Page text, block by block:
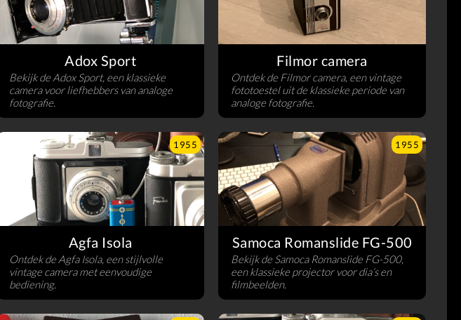
Adox Sport
Bekijk de Adox Sport, een klassieke
camera voor liefhebbers van analoge
fotografie.
Filmor camera
Ontdek de Filmor camera, een vintage
fototoestel uit de klassieke periode van
analoge fotografie.
1955
Agfa Isola
Ontdek de Agfa Isola, een stijlvolle
vintage camera met eenvoudige
bediening.
1955
Samoca Romanslide FG-500
Bekijk de Samoca Romanslide FG-500,
een klassieke projector voor dia’s en
filmbeelden.